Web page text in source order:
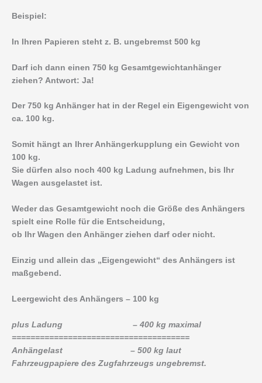
Beispiel:
In Ihren Papieren steht z. B. ungebremst 500 kg
Darf ich dann einen 750 kg Gesamtgewichtanhänger
ziehen? Antwort: Ja!
Der 750 kg Anhänger hat in der Regel ein Eigengewicht von
ca. 100 kg.
Somit hängt an Ihrer Anhängerkupplung ein Gewicht von
100 kg.
Sie dürfen also noch 400 kg Ladung aufnehmen, bis Ihr
Wagen ausgelastet ist.
Weder das Gesamtgewicht noch die Größe des Anhängers
spielt eine Rolle für die Entscheidung,
ob Ihr Wagen den Anhänger ziehen darf oder nicht.
Einzig und allein das „Eigengewicht“ des Anhängers ist
maßgebend.
Leergewicht des Anhängers – 100 kg
plus Ladung – 400 kg maximal
======================================
Anhängelast – 500 kg laut
Fahrzeugpapiere des Zugfahrzeugs ungebremst.